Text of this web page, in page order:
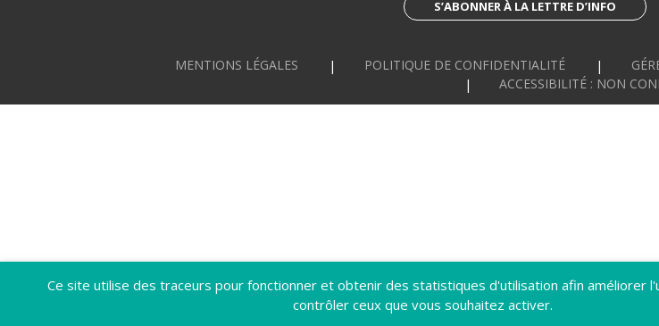
Ce site utilise des traceurs pour fonctionner et obtenir des statistiques d'utilisation afin améliorer
contrôler ceux que vous souhaitez activer.
S’ABONNER À LA LETTRE D’INFO
MENTIONS LÉGALES POLITIQUE DE CONFIDENTIALITÉ
ACCESSIBILITÉ : NON